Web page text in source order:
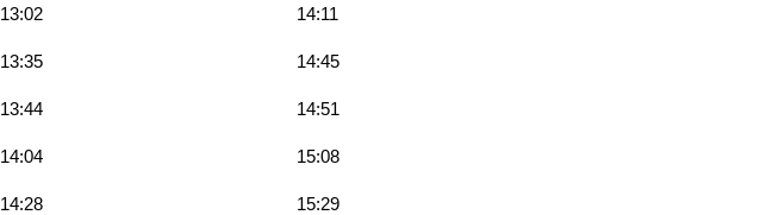
13:02 14:11
13:35 14:45
13:44 14:51
14:04 15:08
14:28 15:29